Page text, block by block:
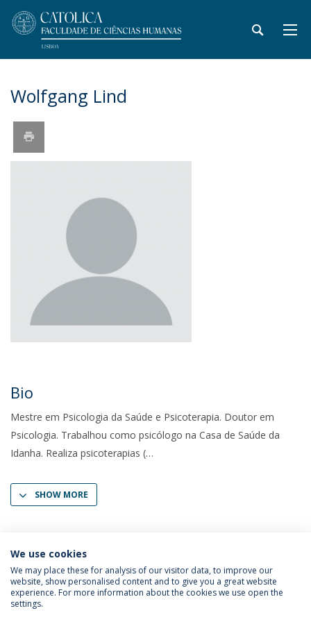
Wolfgang Lind
Bio
Mestre em Psicologia da Saúde e Psicoterapia. Doutor em
Psicologia. Trabalhou como psicólogo na Casa de Saúde da
Idanha. Realiza psicoterapias (
SHOW MORE
Privacy Policy
We use cookies
We may place these for analysis of our visitor data, to improve our
website, show personalised content and to give you a great website
experience. For more information about the cookies we use open the
settings.